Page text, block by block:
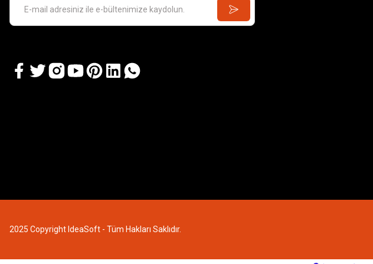
GAMES WORKSHOP
Kill Team: Murderwing
2025 Copyright IdeaSoft - Tüm Hakları Saklıdır.